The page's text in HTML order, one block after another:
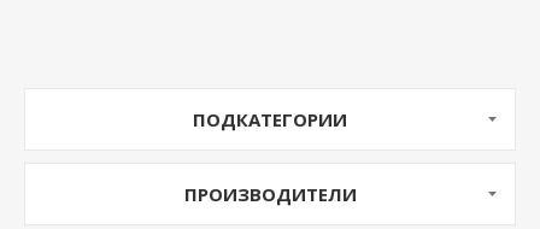
ПОДКАТЕГОРИИ
ПРОИЗВОДИТЕЛИ